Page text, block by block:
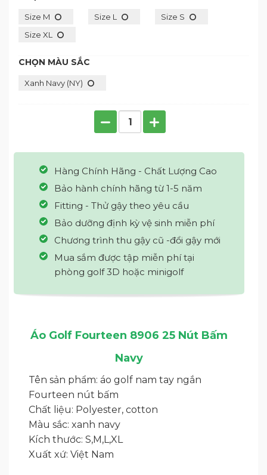
Size M Size L
Size S
Size XL
CHỌN MÀU SẮC
Xanh Navy (NY)
Hàng Chính Hãng - Chất Lượng Cao
Bảo hành chính hãng từ 1-5 năm
Fitting - Thử gậy theo yêu cầu
Bảo dưỡng định kỳ vệ sinh miễn phí
Chương trình thu gậy cũ -đổi gậy mới
Mua sắm được tập miễn phí tại
phòng golf 3D hoặc minigolf
Áo Golf Fourteen 8906 25 Nút Bấm
Navy
Tên sản phẩm: áo golf nam tay ngắn
Fourteen nút bấm
Chất liệu: Polyester, cotton
Màu sắc: xanh navy
Kích thước: S,M,L,XL
Xuất xứ: Việt Nam